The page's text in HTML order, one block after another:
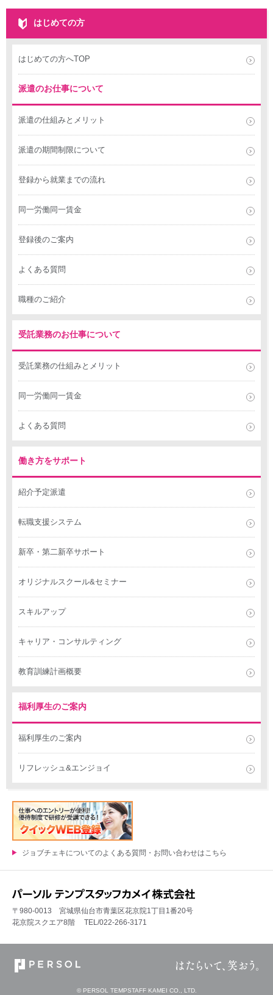
はじめての方
はじめての方へTOP
派遣のお仕事について
派遣の仕組みとメリット
派遣の期間制限について
登録から就業までの流れ
同一労働同一賃金
登録後のご案内
よくある質問
職種のご紹介
受託業務のお仕事について
受託業務の仕組みとメリット
同一労働同一賃金
よくある質問
働き方をサポート
紹介予定派遣
転職支援システム
新卒・第二新卒サポート
オリジナルスクール&セミナー
スキルアップ
キャリア・コンサルティング
教育訓練計画概要
福利厚生のご案内
福利厚生のご案内
リフレッシュ&エンジョイ
ジョブチェキについてのよくある質問・お問い合わせはこちら
〒980-0013 宮城県仙台市青葉区花京院1丁目1番20号
花京院スクエア8階 TEL/022-266-3171
© PERSOL TEMPSTAFF KAMEI CO., LTD.